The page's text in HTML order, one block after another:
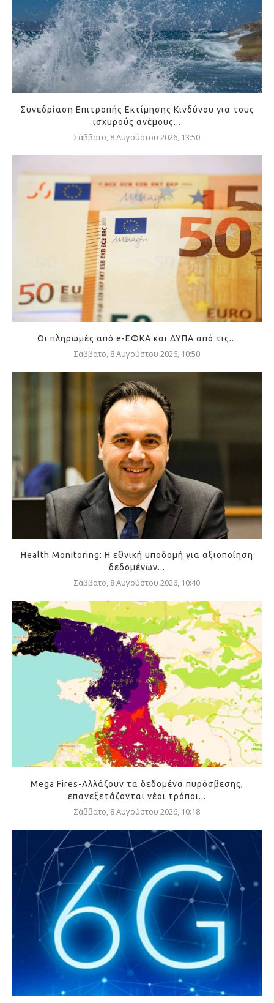
Συνεδρίαση Επιτροπής Εκτίμησης Κινδύνου για τους
ισχυρούς ανέμους...
Σάββατο, 8 Αυγούστου 2026, 13:50
Οι πληρωμές από e-ΕΦΚΑ και ΔΥΠΑ από τις...
Σάββατο, 8 Αυγούστου 2026, 10:50
Health Monitoring: Η εθνική υποδομή για αξιοποίηση
δεδομένων...
Σάββατο, 8 Αυγούστου 2026, 10:40
Mega Fires-Αλλάζουν τα δεδομένα πυρόσβεσης,
επανεξετάζονται νέοι τρόποι...
Σάββατο, 8 Αυγούστου 2026, 10:18